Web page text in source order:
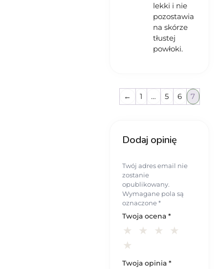
lekki i nie
pozostawia
na skórze
tłustej
powłoki.
← 1 … 5 6 7
Dodaj opinię
Twój adres email nie
zostanie
opublikowany.
Wymagane pola są
oznaczone*
Twoja ocena *
Twoja opinia *